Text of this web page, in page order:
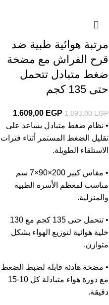
مرتبة هوائية طبية ضد
قرح الفراش مع مضخة
ضغط متبادل تتحمل
حتى 135 كجم
1.893,00EGP
1.609,00 EGP
• نظام ضغط متبادل يساعد على
تقليل الضغط المستمر أثناء فترات
الاستلقاء الطويلة.
• مقاس كبير 200×90×7 سم
مناسب لمعظم الأسرة الطبية
والمنزلية.
• تتحمل حتى 135 كجم مع 130
خلية هوائية لتوزيع الهواء بشكل
متوازن.
• مضخة هادئة قابلة لضبط الضغط
مع دورة هواء متبادلة كل 10-15
دقيقة.